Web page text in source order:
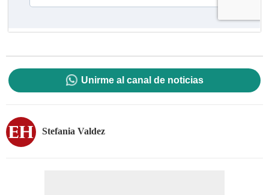
Unirme al canal de noticias
Stefania Valdez